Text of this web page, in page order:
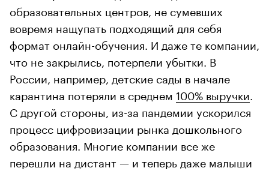
образовательных центров, не сумевших
вовремя нащупать подходящий для себя
формат онлайн-обучения. И даже те компании,
что не закрылись, потерпели убытки. В
России, например, детские сады в начале
карантина потеряли в среднем 100% выручки
С другой стороны, из-за пандемии ускорился
процесс цифровизации рынка дошкольного
образования. Многие компании все же
перешли на дистант — и теперь даже малыши